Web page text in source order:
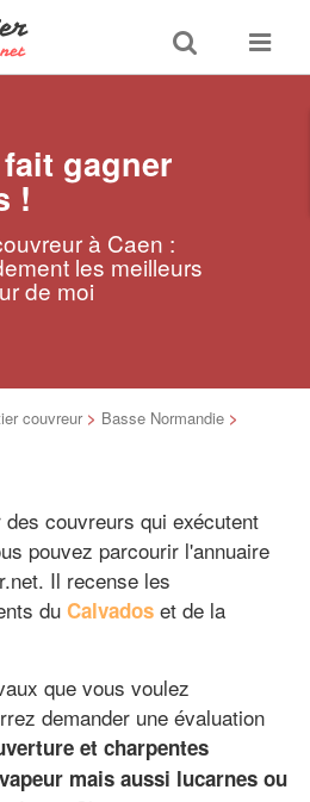
Toggle
search
Toggle
gagner
!
à Caen :
les meilleurs
de moi
couvreur > Basse Normandie >
couvreurs qui exécutent
pouvez parcourir l'annuaire
Il recense les
du Calvados et de la
que vous voulez
demander une évaluation
et charpentes
mais aussi lucarnes ou